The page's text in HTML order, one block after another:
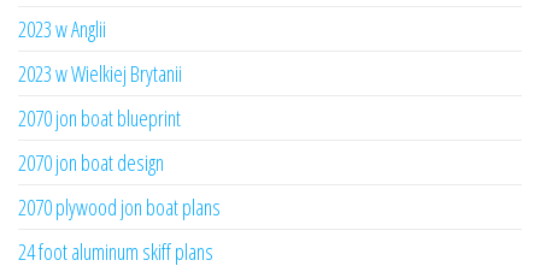
2023 w Anglii
2023 w Wielkiej Brytanii
2070 jon boat blueprint
2070 jon boat design
2070 plywood jon boat plans
24 foot aluminum skiff plans